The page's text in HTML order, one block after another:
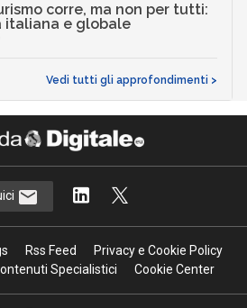
corre, ma non per tutti:
italiana e globale
Vedi tutti gli approfondimenti >
Rss Feed
Privacy e Cookie Policy
Specialistici
Cookie Center